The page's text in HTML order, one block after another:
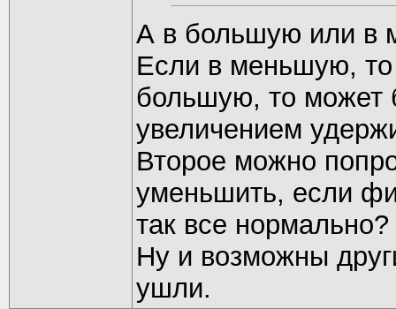
А в большую или в
Если в меньшую,
большую, то может
увеличением
Второе можно
уменьшить, если
так все нормально?
Ну и возможны
ушли.